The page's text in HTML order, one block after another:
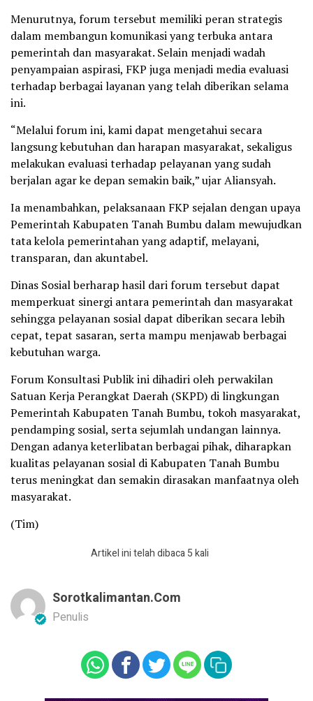
Menurutnya, forum tersebut memiliki peran strategis
dalam membangun komunikasi yang terbuka antara
pemerintah dan masyarakat. Selain menjadi wadah
penyampaian aspirasi, FKP juga menjadi media evaluasi
terhadap berbagai layanan yang telah diberikan selama
ini.
“Melalui forum ini, kami dapat mengetahui secara
langsung kebutuhan dan harapan masyarakat, sekaligus
melakukan evaluasi terhadap pelayanan yang sudah
berjalan agar ke depan semakin baik,” ujar Aliansyah.
Ia menambahkan, pelaksanaan FKP sejalan dengan upaya
Pemerintah Kabupaten Tanah Bumbu dalam mewujudkan
tata kelola pemerintahan yang adaptif, melayani,
transparan, dan akuntabel.
Dinas Sosial berharap hasil dari forum tersebut dapat
memperkuat sinergi antara pemerintah dan masyarakat
sehingga pelayanan sosial dapat diberikan secara lebih
cepat, tepat sasaran, serta mampu menjawab berbagai
kebutuhan warga.
Forum Konsultasi Publik ini dihadiri oleh perwakilan
Satuan Kerja Perangkat Daerah (SKPD) di lingkungan
Pemerintah Kabupaten Tanah Bumbu, tokoh masyarakat,
pendamping sosial, serta sejumlah undangan lainnya.
Dengan adanya keterlibatan berbagai pihak, diharapkan
kualitas pelayanan sosial di Kabupaten Tanah Bumbu
terus meningkat dan semakin dirasakan manfaatnya oleh
masyarakat.
(Tim)
Artikel ini telah dibaca 5 kali
Sorotkalimantan.com
Penulis